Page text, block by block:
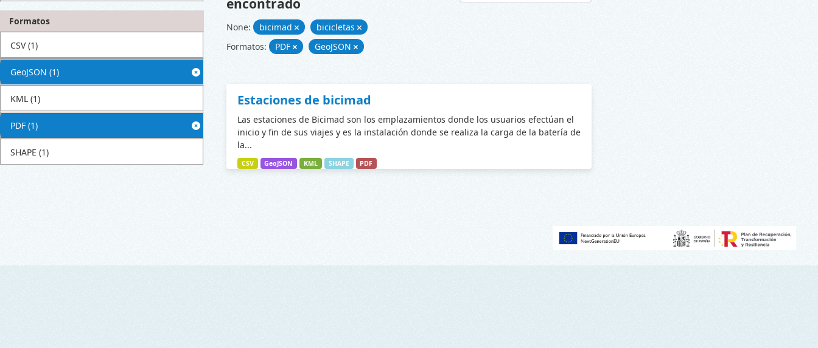
Formatos
CSV (1)
GeoJSON (1)
KML (1)
PDF (1)
SHAPE (1)
encontrado
None: bicimad
bicicletas
Formatos:
PDF GeoJSON
Estaciones de bicimad
Las estaciones de Bicimad son los emplazamientos donde los usuarios efectúan el
inicio y fin de sus viajes y es la instalación donde se realiza la carga de la batería de
la...
CSV GeoJSON KML SHAPE PDF